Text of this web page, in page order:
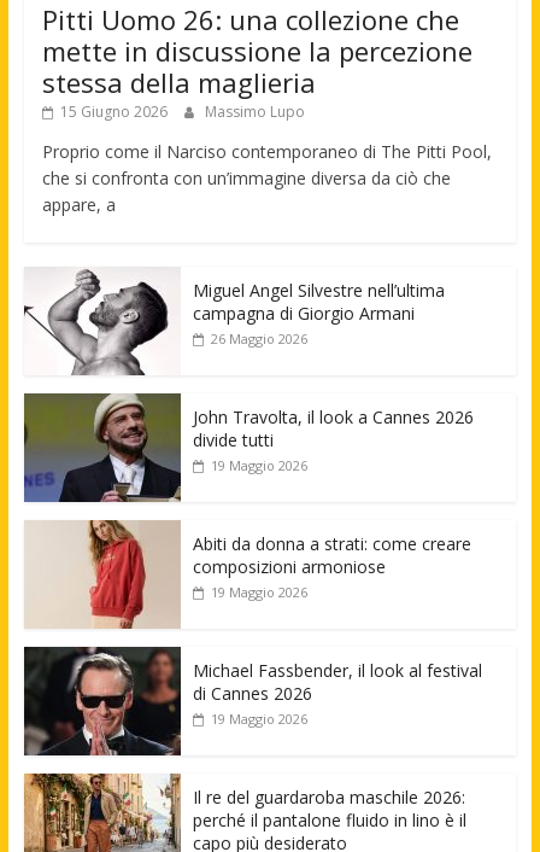
Pitti Uomo 26: una collezione che
mette in discussione la percezione
stessa della maglieria
15 Giugno 2026 Massimo Lupo
Proprio come il Narciso contemporaneo di The Pitti Pool,
che si confronta con un’immagine diversa da ciò che
appare, a
Miguel Angel Silvestre nell’ultima
campagna di Giorgio Armani
26 Maggio 2026
John Travolta, il look a Cannes 2026
divide tutti
19 Maggio 2026
Abiti da donna a strati: come creare
composizioni armoniose
19 Maggio 2026
Michael Fassbender, il look al festival
di Cannes 2026
19 Maggio 2026
Il re del guardaroba maschile 2026:
perché il pantalone fluido in lino è il
capo più desiderato